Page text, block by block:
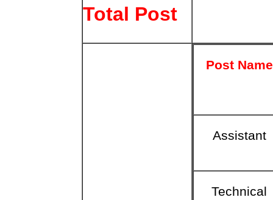
Total Post
Post Name
Assistant
Technical